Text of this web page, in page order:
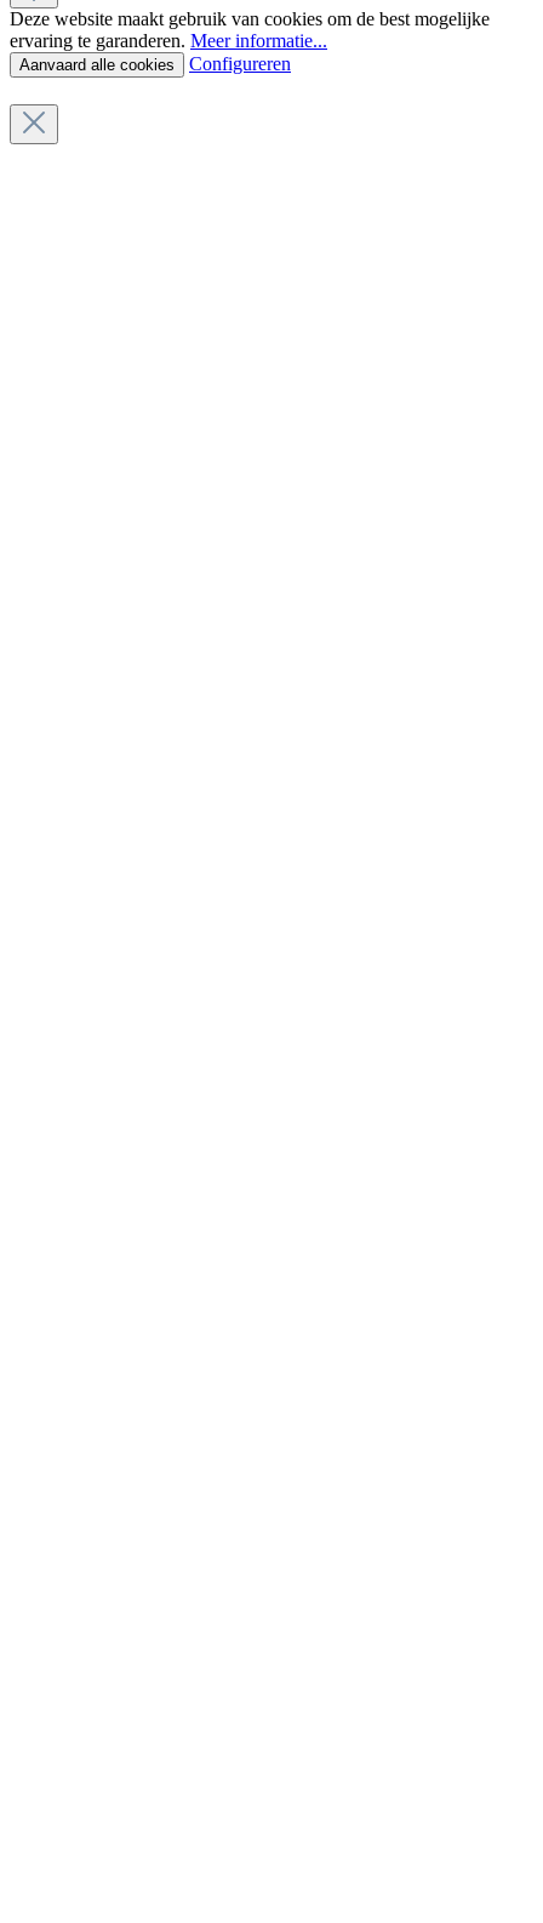
Deze website maakt gebruik van cookies om de best mogelijke
ervaring te garanderen. Meer informatie...
Aanvaard alle cookies Configureren